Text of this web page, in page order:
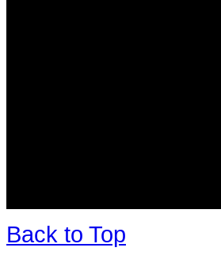
Back to Top